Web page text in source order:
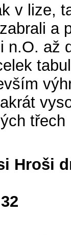
v lize,
a
n.O. až
Hroši